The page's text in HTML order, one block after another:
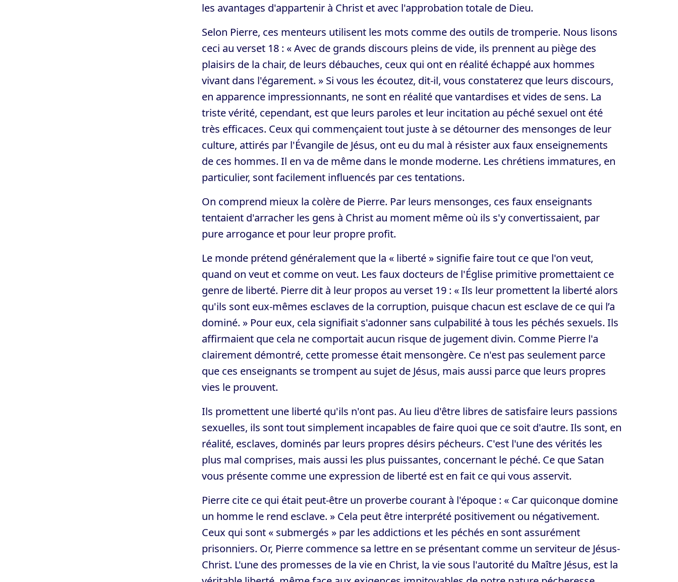
les avantages d'appartenir à Christ et avec l'approbation totale de Dieu.
Selon Pierre, ces menteurs utilisent les mots comme des outils de tromperie. Nous lisons
ceci au verset 18 : « Avec de grands discours pleins de vide, ils prennent au piège des
plaisirs de la chair, de leurs débauches, ceux qui ont en réalité échappé aux hommes
vivant dans l'égarement. » Si vous les écoutez, dit-il, vous constaterez que leurs discours,
en apparence impressionnants, ne sont en réalité que vantardises et vides de sens. La
triste vérité, cependant, est que leurs paroles et leur incitation au péché sexuel ont été
très efficaces. Ceux qui commençaient tout juste à se détourner des mensonges de leur
culture, attirés par l'Évangile de Jésus, ont eu du mal à résister aux faux enseignements
de ces hommes. Il en va de même dans le monde moderne. Les chrétiens immatures, en
particulier, sont facilement influencés par ces tentations.
On comprend mieux la colère de Pierre. Par leurs mensonges, ces faux enseignants
tentaient d'arracher les gens à Christ au moment même où ils s'y convertissaient, par
pure arrogance et pour leur propre profit.
Le monde prétend généralement que la « liberté » signifie faire tout ce que l'on veut,
quand on veut et comme on veut. Les faux docteurs de l'Église primitive promettaient ce
genre de liberté. Pierre dit à leur propos au verset 19 : « Ils leur promettent la liberté alors
qu'ils sont eux-mêmes esclaves de la corruption, puisque chacun est esclave de ce qui l’a
dominé. » Pour eux, cela signifiait s'adonner sans culpabilité à tous les péchés sexuels. Ils
affirmaient que cela ne comportait aucun risque de jugement divin. Comme Pierre l'a
clairement démontré, cette promesse était mensongère. Ce n'est pas seulement parce
que ces enseignants se trompent au sujet de Jésus, mais aussi parce que leurs propres
vies le prouvent.
Ils promettent une liberté qu'ils n'ont pas. Au lieu d'être libres de satisfaire leurs passions
sexuelles, ils sont tout simplement incapables de faire quoi que ce soit d'autre. Ils sont, en
réalité, esclaves, dominés par leurs propres désirs pécheurs. C'est l'une des vérités les
plus mal comprises, mais aussi les plus puissantes, concernant le péché. Ce que Satan
vous présente comme une expression de liberté est en fait ce qui vous asservit.
Pierre cite ce qui était peut-être un proverbe courant à l'époque : « Car quiconque domine
un homme le rend esclave. » Cela peut être interprété positivement ou négativement.
Ceux qui sont « submergés » par les addictions et les péchés en sont assurément
prisonniers. Or, Pierre commence sa lettre en se présentant comme un serviteur de Jésus-
Christ. L'une des promesses de la vie en Christ, la vie sous l'autorité du Maître Jésus, est la